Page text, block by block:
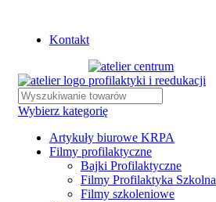
Kontakt
Wybierz kategorię
Artykuły biurowe KRPA
Filmy profilaktyczne
Bajki Profilaktyczne
Filmy Profilaktyka Szkolna
Filmy szkoleniowe